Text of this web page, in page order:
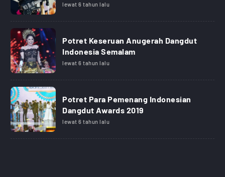
lewat 6 tahun lalu
Potret Keseruan Anugerah Dangdut
Indonesia Semalam
lewat 6 tahun lalu
Potret Para Pemenang Indonesian
Dangdut Awards 2019
lewat 6 tahun lalu